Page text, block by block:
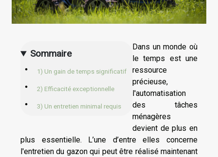
Sommaire
1) Un gain de temps significatif
2) Efficacité exceptionnelle
3) Un entretien minimal requis
Dans un monde où
le temps est une
ressource
précieuse,
l'automatisation
des tâches
ménagères
devient de plus en
plus essentielle. L’une d’entre elles concerne
l'entretien du gazon qui peut être réalisé maintenant